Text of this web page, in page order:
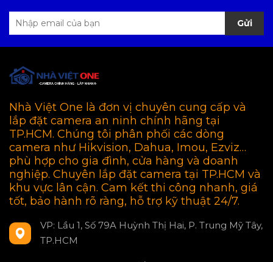
Gửi
Nhà Việt One là đơn vị chuyên cung cấp và
lắp đặt camera an ninh chính hãng tại
TP.HCM. Chúng tôi phân phối các dòng
camera như Hikvision, Dahua, Imou, Ezviz…
phù hợp cho gia đình, cửa hàng và doanh
nghiệp. Chuyên lắp đặt camera tại TP.HCM và
khu vực lân cận. Cam kết thi công nhanh, giá
tốt, bảo hành rõ ràng, hỗ trợ kỹ thuật 24/7.
VP: Lầu 1, Số 79A Huỳnh Thị Hai, P. Trung Mỹ Tây,
TP.HCM